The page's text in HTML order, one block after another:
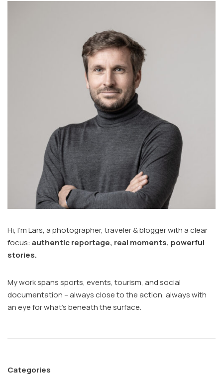
Hi, I’m Lars, a photographer, traveler & blogger with a clear
focus: authentic reportage, real moments, powerful
stories.
My work spans sports, events, tourism, and social
documentation – always close to the action, always with
an eye for what’s beneath the surface.
Categories